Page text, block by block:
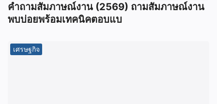
คำถามสัมภาษณ์งาน (2569) ถามสัมภาษณ์งาน
พบบ่อยพร้อมเทคนิคตอบแบ
เศรษฐกิจ